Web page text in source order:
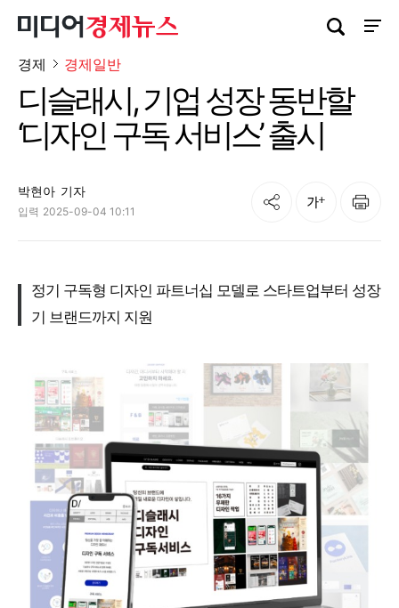
사이
검색창 열기
경제 경제일반
디슬래시, 기업 성장 동반할
‘디자인 구독 서비스’ 출시
박현아 기자
입력 2025-09-04 10:11
공유 글자크기 인쇄
정기 구독형 디자인 파트너십 모델로 스타트업부터 성장
기 브랜드까지 지원